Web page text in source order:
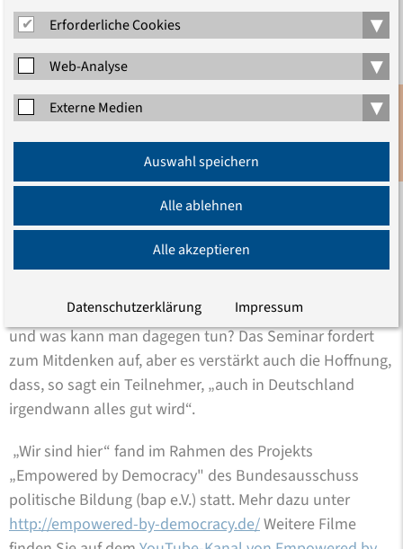
die Studienleiterin nach der Veranstaltung. „Dafür haben
wir viele verschiedene inhaltliche und methodische
Impulse aus der historisch-politischen Bildung, der
Antidiskriminierungsarbeit, der Körperarbeit und vieles
mehr gesetzt. Das Interesse und die eigenen
weiterführenden Ideen für die Arbeit im Projekt haben
unsere Erwartungen weit übertroffen.“
„Wir sind hier“ ist ein Anfang mit Singen, Rollenspielen
und vielen Diskussionen. Was sind Kategorien von
Diskriminierung? Ist die verstärkte Polizeikontrolle
Sicherheitsmaßnahme? Wie entsteht Diskriminierung
und was kann man dagegen tun? Das Seminar fordert
zum Mitdenken auf, aber es verstärkt auch die Hoffnung,
dass, so sagt ein Teilnehmer, „auch in Deutschland
irgendwann alles gut wird“.
„Wir sind hier“ fand im Rahmen des Projekts
„Empowered by Democracy" des Bundesausschuss
politische Bildung (bap e.V.) statt. Mehr dazu unter
http://empowered-by-democracy.de/Weitere Filme
Anmeldung
Erforderliche Cookies
▾
Web-Analyse ▾
Externe Medien ▾
Auswahl speichern
Alle ablehnen
Alle akzeptieren
Datenschutzerklärung Impressum